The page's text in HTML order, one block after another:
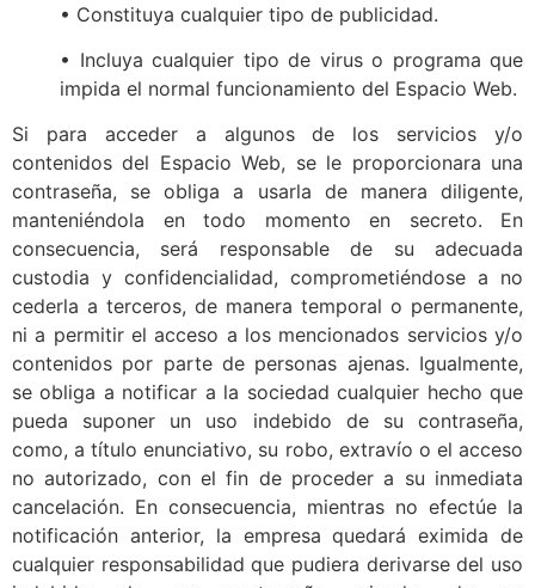
• Constituya cualquier tipo de publicidad.
• Incluya cualquier tipo de virus o programa que
impida el normal funcionamiento del Espacio Web.
Si para acceder a algunos de los servicios y/o
contenidos del Espacio Web, se le proporcionara una
contraseña, se obliga a usarla de manera diligente,
manteniéndola en todo momento en secreto. En
consecuencia, será responsable de su adecuada
custodia y confidencialidad, comprometiéndose a no
cederla a terceros, de manera temporal o permanente,
ni a permitir el acceso a los mencionados servicios y/o
contenidos por parte de personas ajenas. Igualmente,
se obliga a notificar a la sociedad cualquier hecho que
pueda suponer un uso indebido de su contraseña,
como, a título enunciativo, su robo, extravío o el acceso
no autorizado, con el fin de proceder a su inmediata
cancelación. En consecuencia, mientras no efectúe la
notificación anterior, la empresa quedará eximida de
cualquier responsabilidad que pudiera derivarse del uso